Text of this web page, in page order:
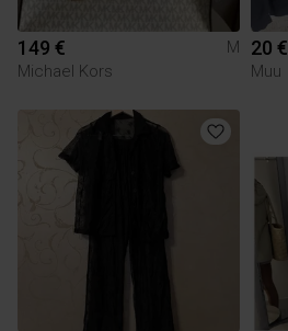
149 €
M
Michael Kors
20 €
Muu